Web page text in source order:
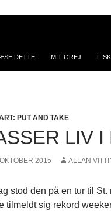
DETTE MIT GREJ
PUT AND TAKE
LIV I
2015 ALLAN
stod den på en tur til
tilmeldt sig rekord